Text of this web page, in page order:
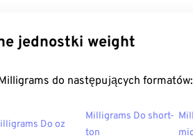
jednostki weight
do następujących formatów:
Do oz
Milligrams Do short-
ton